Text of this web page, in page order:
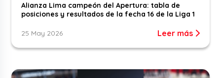
Alianza Lima campeón del Apertura: tabla de
posiciones y resultados de la fecha 16 de la Liga 1
25 May 2026 Leer más